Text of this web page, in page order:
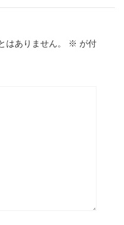
はありません。 ※ が付